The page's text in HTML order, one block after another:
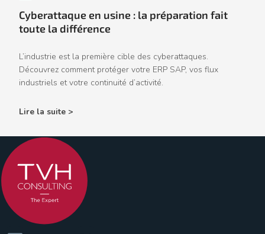
Cyberattaque en usine : la préparation fait
toute la différence
L’industrie est la première cible des cyberattaques.
Découvrez comment protéger votre ERP SAP, vos flux
industriels et votre continuité d’activité.
Lire la suite >